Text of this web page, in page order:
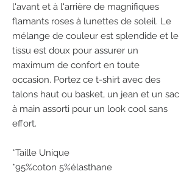
l'avant et à l'arrière de magnifiques
flamants roses à lunettes de soleil. Le
mélange de couleur est splendide et le
tissu est doux pour assurer un
maximum de confort en toute
occasion. Portez ce t-shirt avec des
talons haut ou basket, un jean et un sac
à main assorti pour un look cool sans
effort.
*Taille Unique
*95%coton 5%élasthane